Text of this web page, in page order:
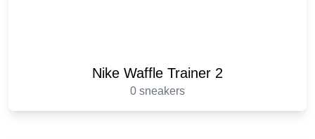
Nike Waffle Trainer 2
0 sneakers